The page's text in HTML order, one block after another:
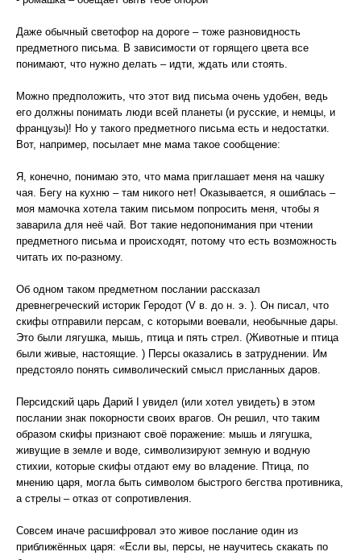
Даже обычный светофор на дороге – тоже разновидность
предметного письма. В зависимости от горящего цвета все
понимают, что нужно делать – идти, ждать или стоять.
Можно предположить, что этот вид письма очень удобен, ведь
его должны понимать люди всей планеты (и русские, и немцы, и
французы)! Но у такого предметного письма есть и недостатки.
Вот, например, посылает мне мама такое сообщение:
Я, конечно, понимаю это, что мама приглашает меня на чашку
чая. Бегу на кухню – там никого нет! Оказывается, я ошиблась –
моя мамочка хотела таким письмом попросить меня, чтобы я
заварила для неё чай. Вот такие недопонимания при чтении
предметного письма и происходят, потому что есть возможность
читать их по-разному.
Об одном таком предметном послании рассказал
древнегреческий историк Геродот (V в. до н. э. ). Он писал, что
скифы отправили персам, с которыми воевали, необычные дары.
Это были лягушка, мышь, птица и пять стрел. (Животные и птица
были живые, настоящие. ) Персы оказались в затруднении. Им
предстояло понять символический смысл присланных даров.
Персидский царь Дарий I увидел (или хотел увидеть) в этом
послании знак покорности своих врагов. Он решил, что таким
образом скифы признают своё поражение: мышь и лягушка,
живущие в земле и воде, символизируют земную и водную
стихии, которые скифы отдают ему во владение. Птица, по
мнению царя, могла быть символом быстрого бегства противника,
а стрелы – отказ от сопротивления.
Совсем иначе расшифровал это живое послание один из
приближённых царя: «Если вы, персы, не научитесь скакать по